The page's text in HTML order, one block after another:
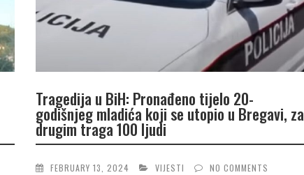
Tragedija u BiH: Pronađeno tijelo 20-
godišnjeg mladića koji se utopio u Bregavi, za
drugim traga 100 ljudi
FEBRUARY 13, 2024 VIJESTI NO COMMENTS